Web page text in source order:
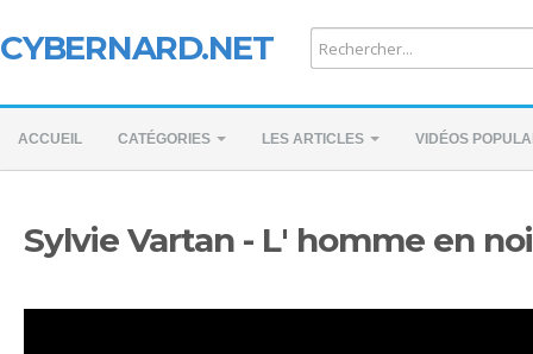
CYBERNARD.NET
ACCUEIL CATÉGORIES LES ARTICLES VIDÉOS
Sylvie Vartan - L' homme en